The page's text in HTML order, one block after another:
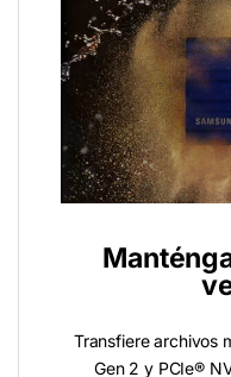
Transfiere archivos
Gen 2 y PCIe®